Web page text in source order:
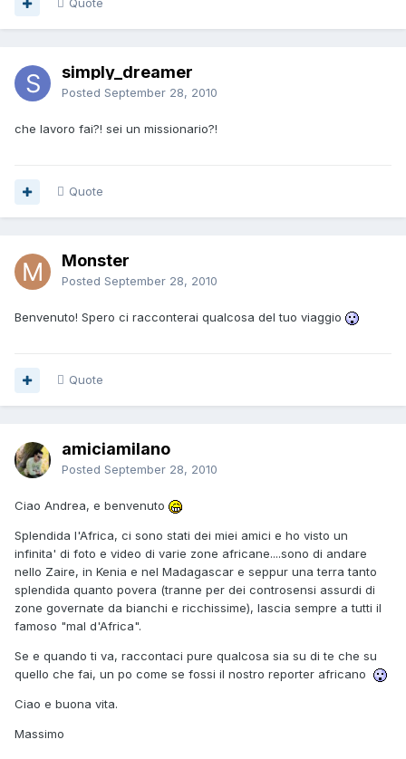
Quote
simply_dreamer
Posted September 28, 2010
che lavoro fai?! sei un missionario?!
Quote
Monster
Posted September 28, 2010
Benvenuto! Spero ci racconterai qualcosa del tuo viaggio
Quote
amiciamilano
Posted September 28, 2010
Ciao Andrea, e benvenuto
Splendida l'Africa, ci sono stati dei miei amici e ho visto un
infinita' di foto e video di varie zone africane....sono di andare
nello Zaire, in Kenia e nel Madagascar e seppur una terra tanto
splendida quanto povera (tranne per dei controsensi assurdi di
zone governate da bianchi e ricchissime), lascia sempre a tutti il
famoso "mal d'Africa".
Se e quando ti va, raccontaci pure qualcosa sia su di te che su
quello che fai, un po come se fossi il nostro reporter africano
Ciao e buona vita.
Massimo